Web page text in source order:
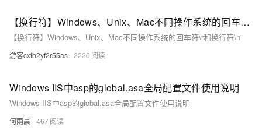
【换行符】Windows、Unix、Mac不同操作系统的回车符\r和换行符\n
【换行符】Windows、Unix、Mac不同操作系统的回车符\r和换行符\n
游客cxtb2yf2r55as 2220
Windows IIS中asp的global.asa全局配置文件使用说明
Windows IIS中asp的global.asa全局配置文件使用说明
何雨晨 467